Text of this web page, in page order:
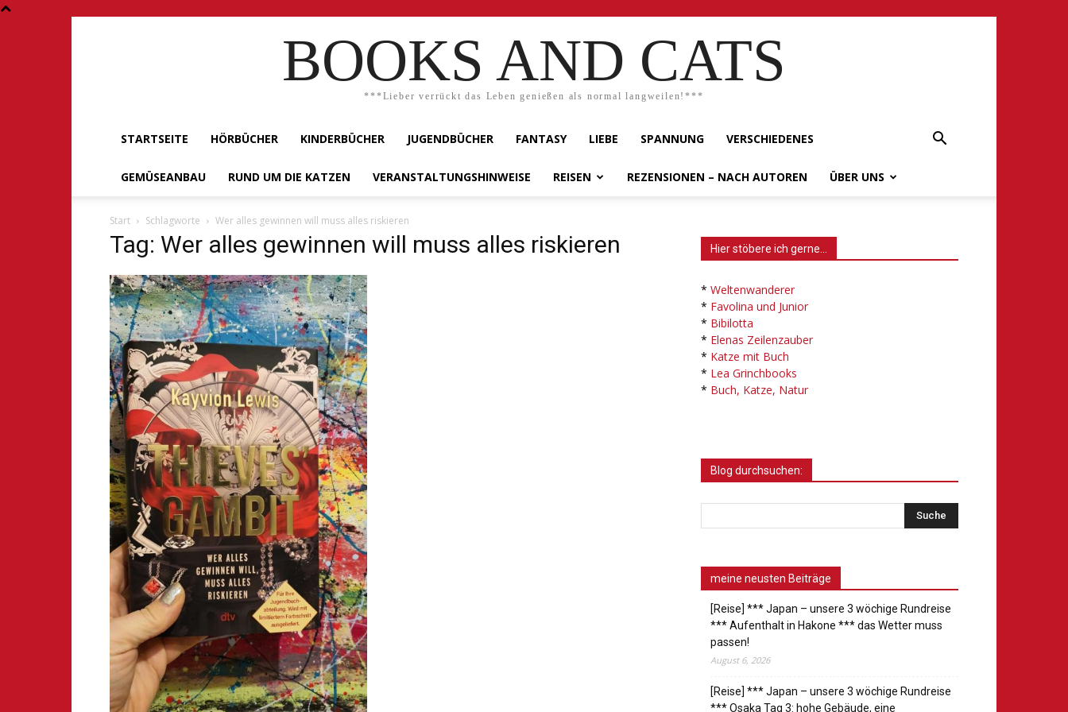
BOOKS AND CATS
***Lieber verrückt das Leben genießen als normal langweilen!***
STARTSEITE HÖRBÜCHER KINDERBÜCHER JUGENDBÜCHER FANTASY LIEBE SPANNUNG VERSCHIEDENES
GEMÜSEANBAU RUND UM DIE KATZEN VERANSTALTUNGSHINWEISE REISEN REZENSIONEN – NACH AUTOREN ÜBER UNS
Start Schlagworte Wer alles gewinnen will muss alles riskieren
Tag: Wer alles gewinnen will muss alles riskieren Hier stöbere ich gerne…
* Weltenwanderer
* Favolina und Junior
* Bibilotta
* Elenas Zeilenzauber
* Katze mit Buch
* Lea Grinchbooks
* Buch, Katze, Natur
Blog durchsuchen:
meine neusten Beiträge
[Reise] *** Japan – unsere 3 wöchige Rundreise
*** Aufenthalt in Hakone *** das Wetter muss
passen!
August 6, 2026
[Reise] *** Japan – unsere 3 wöchige Rundreise
*** Osaka Tag 3: hohe Gebäude, eine